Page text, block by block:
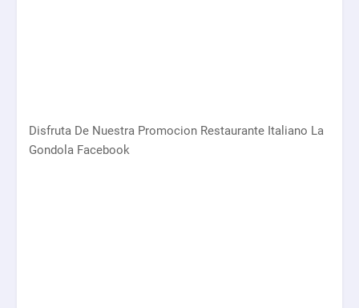
Disfruta De Nuestra Promocion Restaurante Italiano La
Gondola Facebook